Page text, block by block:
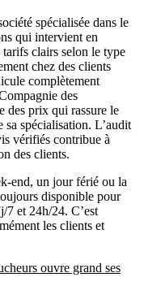
spécialisée dans le
qui intervient en
clairs selon le type
chez des clients
complètement
des
des prix qui rassure le
spécialisation. L’audit
vérifiés contribue à
des clients.
end, un jour férié ou la
disponible pour
7 et 24h/24. C’est
les clients et
ouvre grand ses